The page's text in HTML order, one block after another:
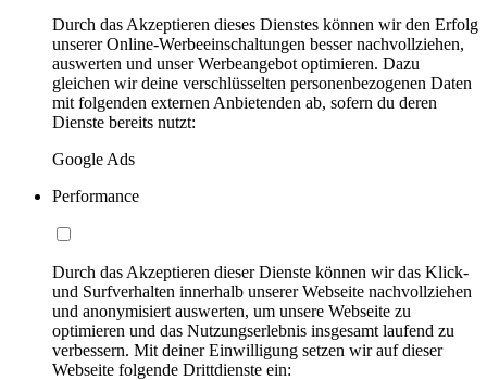
Durch das Akzeptieren dieses Dienstes können wir den Erfolg
unserer Online-Werbeeinschaltungen besser nachvollziehen,
auswerten und unser Werbeangebot optimieren. Dazu
gleichen wir deine verschlüsselten personenbezogenen Daten
mit folgenden externen Anbietenden ab, sofern du deren
Dienste bereits nutzt:
Google Ads
Performance
Durch das Akzeptieren dieser Dienste können wir das Klick-
und Surfverhalten innerhalb unserer Webseite nachvollziehen
und anonymisiert auswerten, um unsere Webseite zu
optimieren und das Nutzungserlebnis insgesamt laufend zu
verbessern. Mit deiner Einwilligung setzen wir auf dieser
Webseite folgende Drittdienste ein: